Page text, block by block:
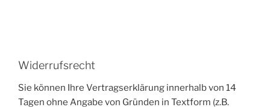
Widerrufsrecht
Sie können Ihre Vertragserklärung innerhalb von 14
Tagen ohne Angabe von Gründen in Textform (z.B.